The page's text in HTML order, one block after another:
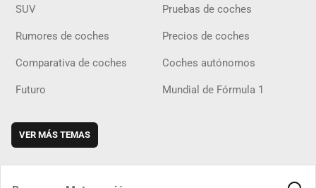
SUV Pruebas de coches
Rumores de coches Precios de coches
Comparativa de coches Coches autónomos
Futuro Mundial de Fórmula 1
VER MÁS TEMAS